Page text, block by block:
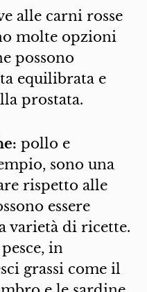
alle carni rosse
molte opzioni
possono
equilibrata e
prostata.
pollo e
sono una
rispetto alle
essere
varietà di ricette.
in
grassi come il